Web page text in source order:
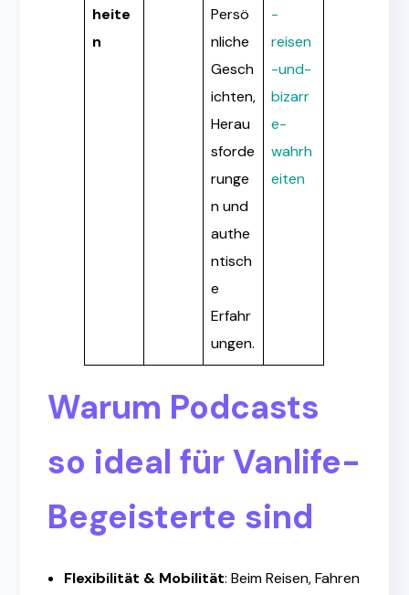
heite
n
Persö
nliche
Gesch
ichten,
Herau
sforde
runge
n und
authe
ntisch
e
Erfahr
ungen.
-
reisen
-und-
bizarr
e-
wahrh
eiten
Warum Podcasts
so ideal für Vanlife-
Begeisterte sind
Flexibilität & Mobilität: Beim Reisen, Fahren